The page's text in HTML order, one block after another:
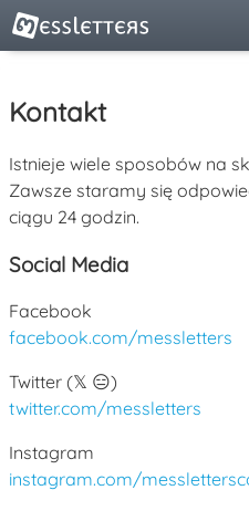
Kontakt
Istnieje wiele sposobów na
Zawsze staramy się
ciągu 24 godzin.
Social Media
Facebook
facebook.com/messletters
Twitter (𝕏 😑)
twitter.com/messletters
Instagram
instagram.com/